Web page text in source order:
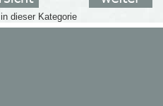
in dieser Kategorie